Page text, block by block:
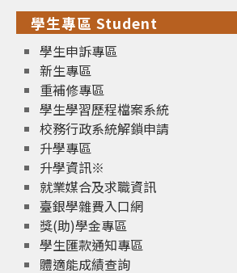
學生專區 Student
學生申訴專區
新生專區
重補修專區
學生學習歷程檔案系統
校務行政系統解鎖申請
升學專區
升學資訊※
就業媒合及求職資訊
臺銀學雜費入口網
獎(助)學金專區
學生匯款通知專區
體適能成績查詢